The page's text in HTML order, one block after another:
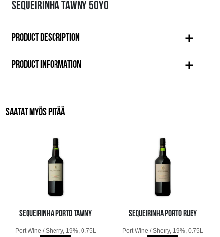
SEQUEIRINHA TAWNY 50YO
PRODUCT DESCRIPTION
PRODUCT INFORMATION
SAATAT MYÖS PITÄÄ
SEQUEIRINHA PORTO TAWNY
Port Wine / Sherry, 19%, 0.75L
SEQUEIRINHA PORTO RUBY
Port Wine / Sherry, 19%, 0.75L